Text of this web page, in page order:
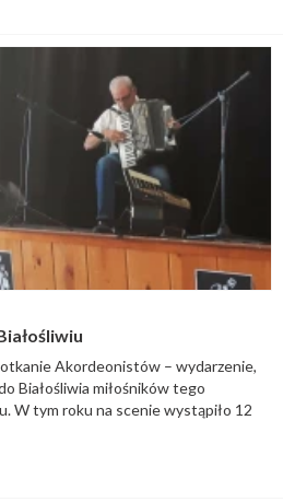
Akordeonistów – wydarzenie,
Białośliwia miłośników tego
W tym roku na scenie wystąpiło 12